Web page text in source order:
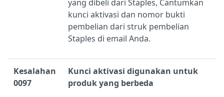
yang dibeli dari Staples, Cantumkan
kunci aktivasi dan nomor bukti
pembelian dari struk pembelian
Staples di email Anda.
Kesalahan
0097
Kunci aktivasi digunakan untuk
produk yang berbeda